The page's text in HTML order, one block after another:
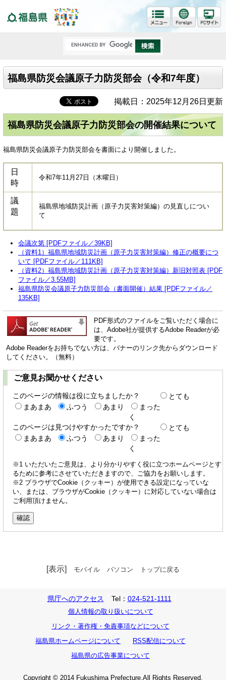
福島県防災会議原子力防災部会（令和7年度）
掲載日：2025年12月26日更新
福島県防災会議原子力防災部会の開催結果について
福島県防災会議原子力防災部会を書面により開催しました。
日
時
令和7年11月27日（木曜日）
議
題
福島県地域防災計画（原子力災害対策編）の見直しについ
て
会議次第 [PDFファイル／39KB]
（資料1）福島県地域防災計画（原子力災害対策編）修正の概要につ
いて [PDFファイル／111KB]
（資料2）福島県地域防災計画（原子力災害対策編）新旧対照表 [PDF
ファイル／3.55MB]
福島県防災会議原子力防災部会（書面開催）結果 [PDFファイル／
135KB]
PDF形式のファイルをご覧いただく場合に
は、Adobe社が提供するAdobe Readerが必
要です。
Adobe Readerをお持ちでない方は、バナーのリンク先からダウンロード
してください。（無料）
ご意見お聞かせください
このページの情報は役に立ちましたか？
とても
まあまあ
ふつう あまり
まった
く
このページは見つけやすかったですか？
とても
まあまあ
ふつう あまり
まった
く
※1 いただいたご意見は、より分かりやすく役に立つホームページとす
るために参考にさせていただきますので、ご協力をお願いします。
※2 ブラウザでCookie（クッキー）が使用できる設定になっていな
い、または、ブラウザがCookie（クッキー）に対応していない場合は
ご利用頂けません。
[表示] モバイル パソコン トップに戻る
県庁へのアクセス Tel： 024-521-1111
個人情報の取り扱いについて
リンク・著作権・免責事項などについて
福島県ホームページについて
RSS配信について
福島県の広告事業について
Copyright © 2014 Fukushima Prefecture.All Rights Reserved.